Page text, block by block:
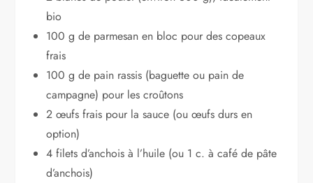
bio
100 g de parmesan en bloc pour des copeaux
frais
100 g de pain rassis (baguette ou pain de
campagne) pour les croûtons
2 œufs frais pour la sauce (ou œufs durs en
option)
4 filets d’anchois à l’huile (ou 1 c. à café de pâte
d’anchois)